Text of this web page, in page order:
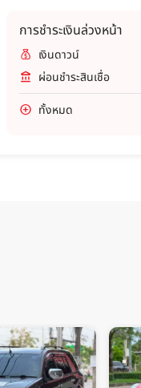
การชำระเงินล่วงหน้า
เงินดาวน์
ผ่อนชำระสินเชื่อ
ทั้งหมด